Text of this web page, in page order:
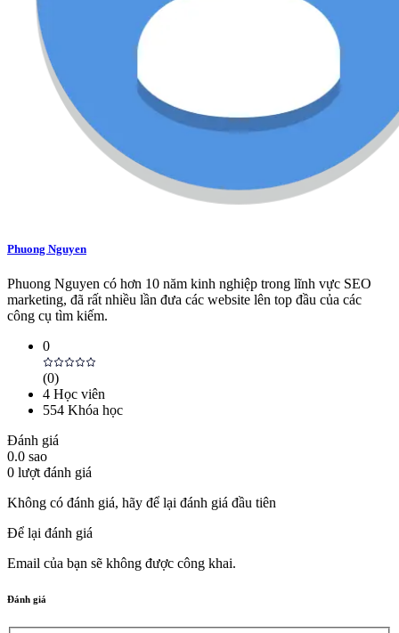
Phuong Nguyen
Phuong Nguyen có hơn 10 năm kinh nghiệp trong lĩnh vực SEO
marketing, đã rất nhiều lần đưa các website lên top đầu của các
công cụ tìm kiếm.
0
(0)
4 Học viên
554 Khóa học
Đánh giá
0.0 sao
0 lượt đánh giá
Không có đánh giá, hãy để lại đánh giá đầu tiên
Để lại đánh giá
Email của bạn sẽ không được công khai.
Đánh giá